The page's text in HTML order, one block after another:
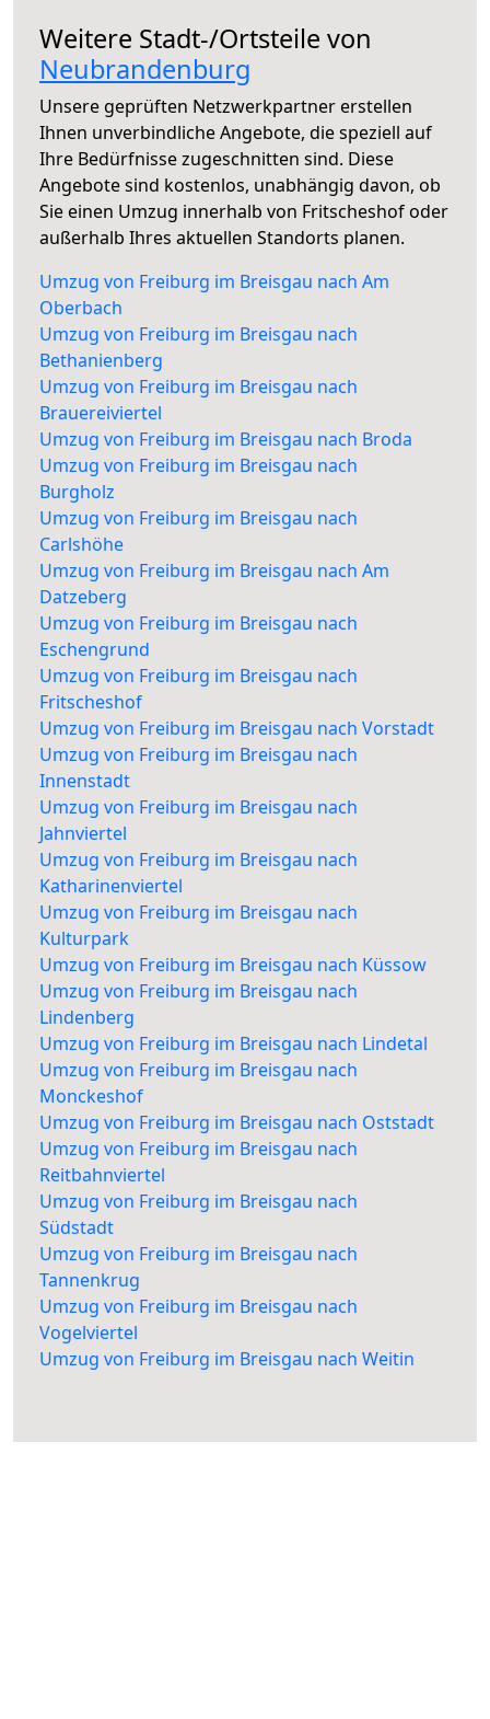
Weitere Stadt-/Ortsteile von
Neubrandenburg
Unsere geprüften Netzwerkpartner erstellen
Ihnen unverbindliche Angebote, die speziell auf
Ihre Bedürfnisse zugeschnitten sind. Diese
Angebote sind kostenlos, unabhängig davon, ob
Sie einen Umzug innerhalb von Fritscheshof oder
außerhalb Ihres aktuellen Standorts planen.
Umzug von Freiburg im Breisgau nach Am
Oberbach
Umzug von Freiburg im Breisgau nach
Bethanienberg
Umzug von Freiburg im Breisgau nach
Brauereiviertel
Umzug von Freiburg im Breisgau nach Broda
Umzug von Freiburg im Breisgau nach
Burgholz
Umzug von Freiburg im Breisgau nach
Carlshöhe
Umzug von Freiburg im Breisgau nach Am
Datzeberg
Umzug von Freiburg im Breisgau nach
Eschengrund
Umzug von Freiburg im Breisgau nach
Fritscheshof
Umzug von Freiburg im Breisgau nach Vorstadt
Umzug von Freiburg im Breisgau nach
Innenstadt
Umzug von Freiburg im Breisgau nach
Jahnviertel
Umzug von Freiburg im Breisgau nach
Katharinenviertel
Umzug von Freiburg im Breisgau nach
Kulturpark
Umzug von Freiburg im Breisgau nach Küssow
Umzug von Freiburg im Breisgau nach
Lindenberg
Umzug von Freiburg im Breisgau nach Lindetal
Umzug von Freiburg im Breisgau nach
Monckeshof
Umzug von Freiburg im Breisgau nach Oststadt
Umzug von Freiburg im Breisgau nach
Reitbahnviertel
Umzug von Freiburg im Breisgau nach
Südstadt
Umzug von Freiburg im Breisgau nach
Tannenkrug
Umzug von Freiburg im Breisgau nach
Vogelviertel
Umzug von Freiburg im Breisgau nach Weitin